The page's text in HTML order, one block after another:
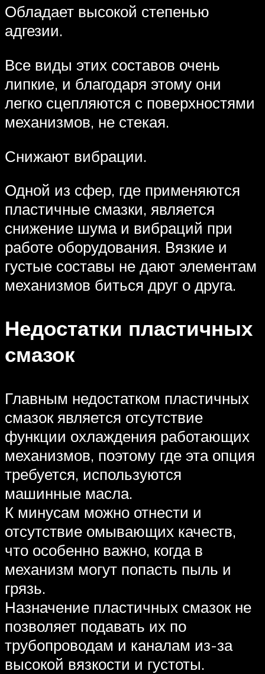
Обладает высокой степенью
адгезии.
Все виды этих составов очень
липкие, и благодаря этому они
легко сцепляются с поверхностями
механизмов, не стекая.
Снижают вибрации.
Одной из сфер, где применяются
пластичные смазки, является
снижение шума и вибраций при
работе оборудования. Вязкие и
густые составы не дают элементам
механизмов биться друг о друга.
Недостатки пластичных
смазок
Главным недостатком пластичных
смазок является отсутствие
функции охлаждения работающих
механизмов, поэтому где эта опция
требуется, используются
машинные масла.
К минусам можно отнести и
отсутствие омывающих качеств,
что особенно важно, когда в
механизм могут попасть пыль и
грязь.
Назначение пластичных смазок не
позволяет подавать их по
трубопроводам и каналам из-за
высокой вязкости и густоты.